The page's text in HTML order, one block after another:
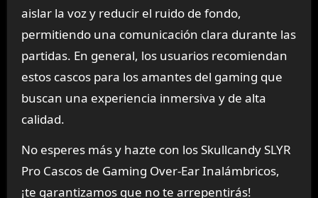
aislar la voz y reducir el ruido de fondo,
permitiendo una comunicación clara durante las
partidas. En general, los usuarios recomiendan
estos cascos para los amantes del gaming que
buscan una experiencia inmersiva y de alta
calidad.
No esperes más y hazte con los Skullcandy SLYR
Pro Cascos de Gaming Over-Ear Inalámbricos,
¡te garantizamos que no te arrepentirás!